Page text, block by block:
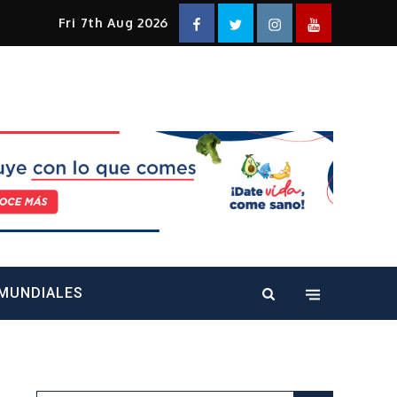
Fri 7th Aug 2026 FacebookTwitterInstagramYouTube